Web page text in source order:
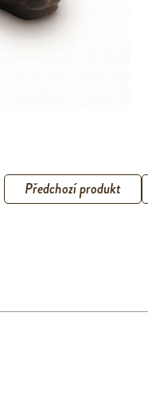
Předchozí produkt